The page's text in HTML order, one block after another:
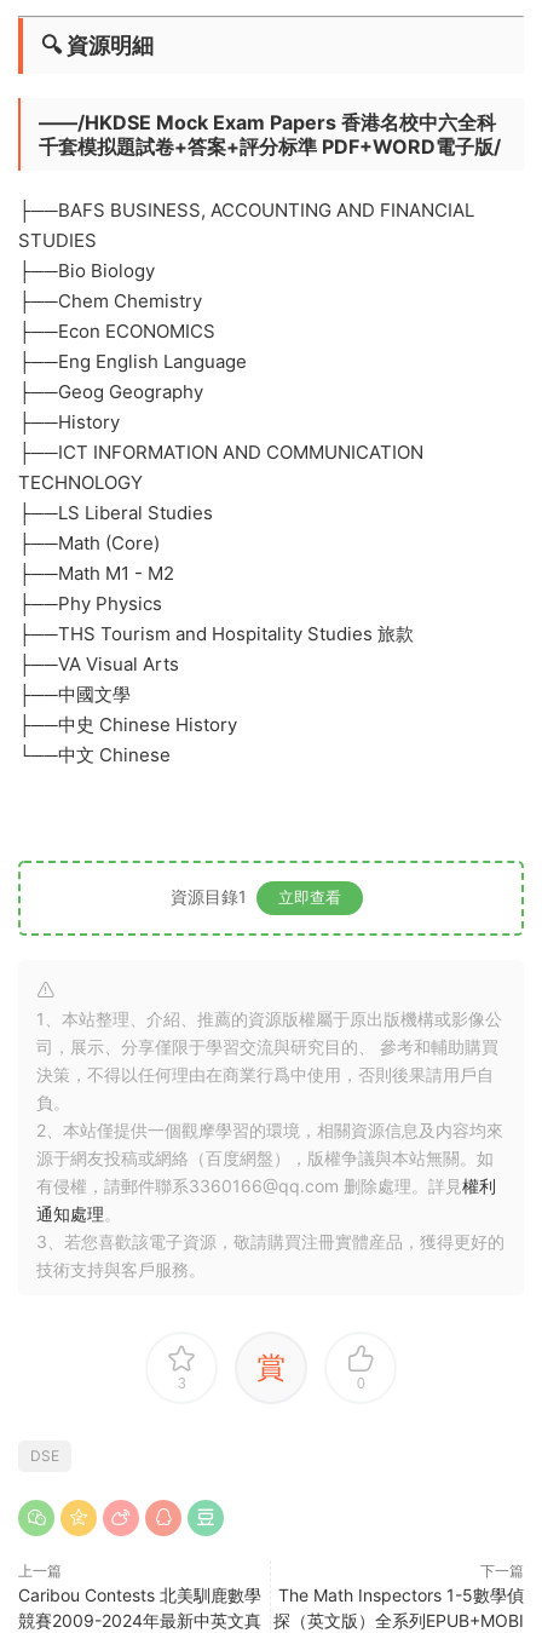
🔍 ​資源明細​
​——/HKDSE Mock Exam Papers 香港名校中六全科
千套模拟題試卷+答案+評分标準 PDF+WORD電子版/
├──BAFS BUSINESS, ACCOUNTING AND FINANCIAL
STUDIES
├──Bio Biology
├──Chem Chemistry
├──Econ ECONOMICS
├──Eng English Language
├──Geog Geography
├──History
├──ICT INFORMATION AND COMMUNICATION
TECHNOLOGY
├──LS Liberal Studies
├──Math (Core)
├──Math M1 - M2
├──Phy Physics
├──THS Tourism and Hospitality Studies 旅款
├──VA Visual Arts
├──中國文學
├──中史 Chinese History
└──中文 Chinese
資源目錄1 立即查看
1、本站整理、介紹、推薦的資源版權屬于原出版機構或影像公
司，展示、分享僅限于學習交流與研究目的、 參考和輔助購買
決策，不得以任何理由在商業行爲中使用，否則後果請用戶自
負。
2、本站僅提供一個觀摩學習的環境，相關資源信息及内容均來
源于網友投稿或網絡（百度網盤），版權争議與本站無關。如
有侵權，請郵件聯系3360166@qq.com 删除處理。詳見權利
通知處理。
3、若您喜歡該電子資源，敬請購買注冊實體産品，獲得更好的
技術支持與客戶服務。
3 賞 0
DSE
上一篇
Caribou Contests 北美馴鹿數學
競賽2009-2024年最新中英文真
下一篇
The Math Inspectors 1-5數學偵
探（英文版）全系列EPUB+MOBI